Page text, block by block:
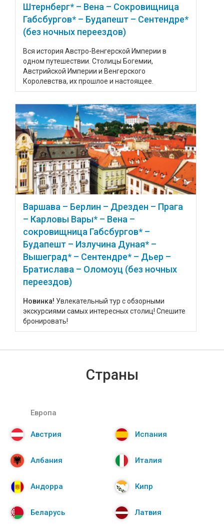
Штернберг* – Вена – Сокровищница
Габсбургов* – Будапешт – Сентендре*
(без ночных переездов)
Вся история Австро-Венгерской Империи в
одном путешествии. Столицы Богемии,
Австрийской Империи и Венгерского
Королевства, их прошлое и настоящее.
Варшава – Берлин – Дрезден – Прага
– Карловы Вары* – Вена –
сокровищница Габсбургов* –
Будапешт – Излучина Дуная* –
Вышеград* – Сентендре* – Дьер –
Братислава – Оломоуц (без ночных
переездов)
Новинка! Увлекательный тур с обзорными
экскурсиями самых интересных столиц! Спешите
бронировать!
Страны
Европа
Австрия
Албания
Андорра
Беларусь
Испания
Италия
Кипр
Латвия